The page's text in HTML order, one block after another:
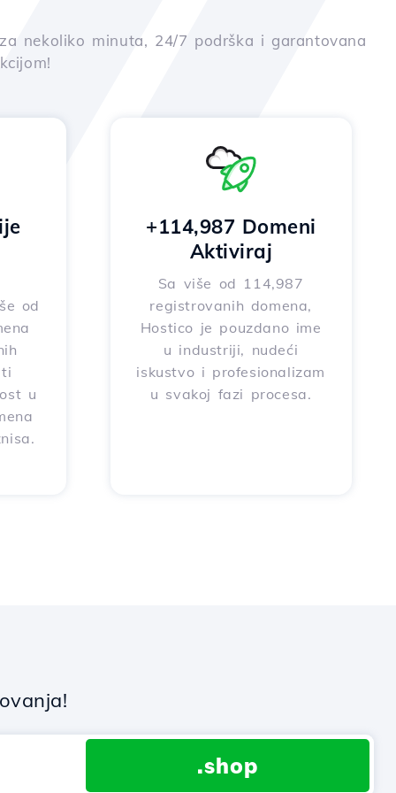
nekoliko minuta, 24/7 podrška i garantovana
od
u
+114,987 Domeni
Aktiviraj
Sa više od 114,987
registrovanih domena,
Hostico je pouzdano ime
u industriji, nudeći
iskustvo i profesionalizam
u svakoj fazi procesa.
.shop